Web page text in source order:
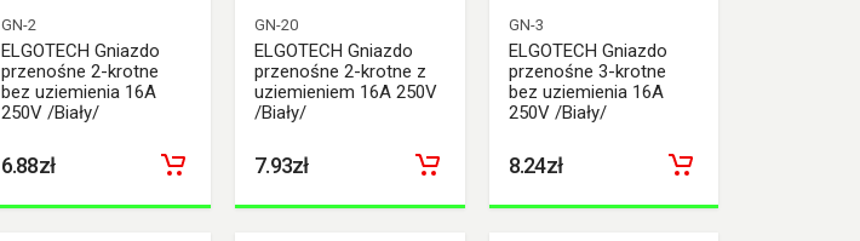
GN-2
ELGOTECH Gniazdo
przenośne 2-krotne
bez uziemienia 16A
250V /Biały/
6.88zł
GN-20
ELGOTECH Gniazdo
przenośne 2-krotne z
uziemieniem 16A 250V
/Biały/
7.93zł
GN-3
ELGOTECH Gniazdo
przenośne 3-krotne
bez uziemienia 16A
250V /Biały/
8.24zł